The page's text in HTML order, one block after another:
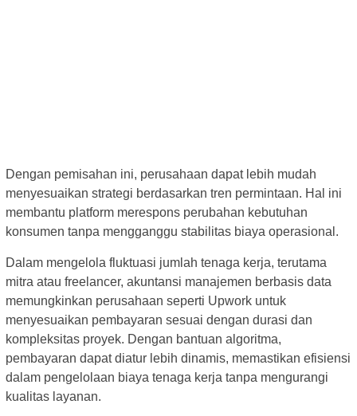
Dengan pemisahan ini, perusahaan dapat lebih mudah
menyesuaikan strategi berdasarkan tren permintaan. Hal ini
membantu platform merespons perubahan kebutuhan
konsumen tanpa mengganggu stabilitas biaya operasional.
Dalam mengelola fluktuasi jumlah tenaga kerja, terutama
mitra atau freelancer, akuntansi manajemen berbasis data
memungkinkan perusahaan seperti Upwork untuk
menyesuaikan pembayaran sesuai dengan durasi dan
kompleksitas proyek. Dengan bantuan algoritma,
pembayaran dapat diatur lebih dinamis, memastikan efisiensi
dalam pengelolaan biaya tenaga kerja tanpa mengurangi
kualitas layanan.